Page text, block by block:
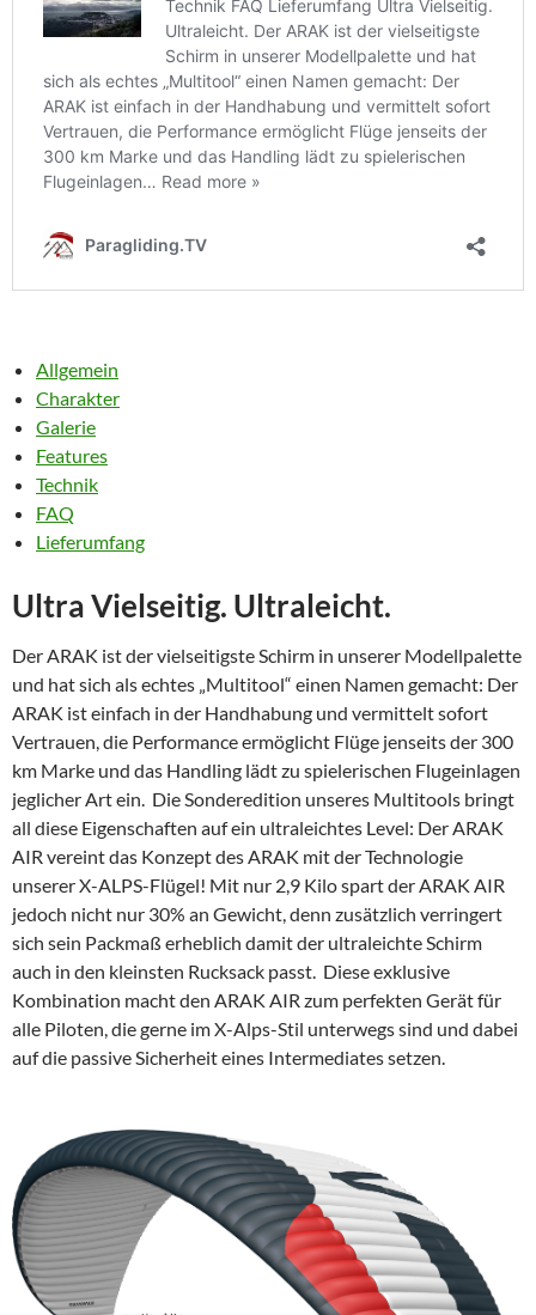
Allgemein
Charakter
Galerie
Features
Technik
FAQ
Lieferumfang
Ultra Vielseitig. Ultraleicht.
Der ARAK ist der vielseitigste Schirm in unserer Modellpalette
und hat sich als echtes „Multitool“ einen Namen gemacht: Der
ARAK ist einfach in der Handhabung und vermittelt sofort
Vertrauen, die Performance ermöglicht Flüge jenseits der 300
km Marke und das Handling lädt zu spielerischen Flugeinlagen
jeglicher Art ein. Die Sonderedition unseres Multitools bringt
all diese Eigenschaften auf ein ultraleichtes Level: Der ARAK
AIR vereint das Konzept des ARAK mit der Technologie
unserer X-ALPS-Flügel! Mit nur 2,9 Kilo spart der ARAK AIR
jedoch nicht nur 30% an Gewicht, denn zusätzlich verringert
sich sein Packmaß erheblich damit der ultraleichte Schirm
auch in den kleinsten Rucksack passt. Diese exklusive
Kombination macht den ARAK AIR zum perfekten Gerät für
alle Piloten, die gerne im X-Alps-Stil unterwegs sind und dabei
auf die passive Sicherheit eines Intermediates setzen.